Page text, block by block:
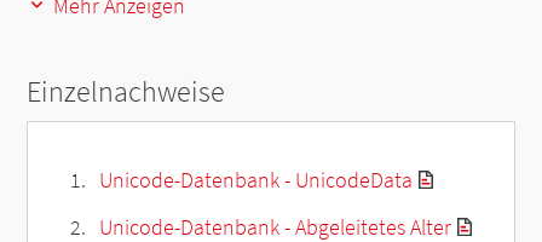
Einzelnachweise
Unicode-Datenbank - UnicodeData
Unicode-Datenbank - Abgeleitetes Alter